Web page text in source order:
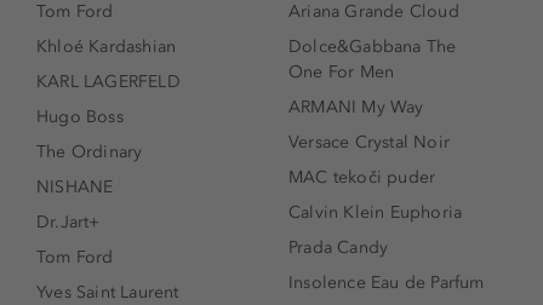
Tom Ford
Khloé Kardashian
KARL LAGERFELD
Hugo Boss
The Ordinary
NISHANE
Dr.Jart+
Tom Ford
Yves Saint Laurent
Ariana Grande Cloud
Dolce&Gabbana The
One For Men
ARMANI My Way
Versace Crystal Noir
MAC tekoči puder
Calvin Klein Euphoria
Prada Candy
Insolence Eau de Parfum